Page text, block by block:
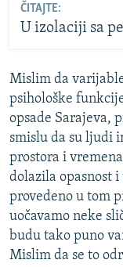
ČITAJTE:
U izolaciji sa
Mislim da
psihološke
opsade Sarajeva,
smislu da su ljudi
prostora i
dolazila opasnost
provedeno u tom
uočavamo neke
budu tako puno
Mislim da se to